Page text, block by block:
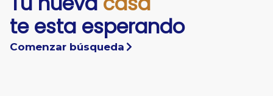
te esta esperando
Comenzar búsqueda